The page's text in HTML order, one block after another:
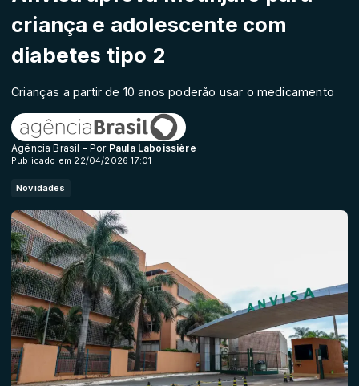
criança e adolescente com
diabetes tipo 2
Crianças a partir de 10 anos poderão usar o medicamento
Agência Brasil - Por Paula Laboissière
Publicado em 22/04/2026 17:01
Novidades